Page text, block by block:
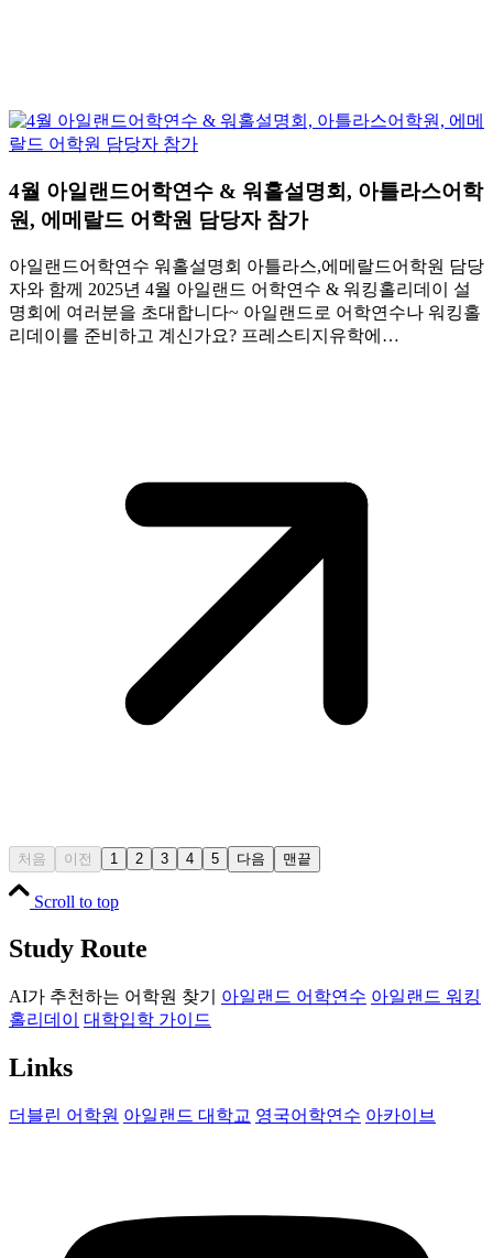
4월 아일랜드어학연수 & 워홀설명회, 아틀라스어학
원, 에메랄드 어학원 담당자 참가
아일랜드어학연수 워홀설명회 아틀라스,에메랄드어학원 담당
자와 함께 2025년 4월 아일랜드 어학연수 & 워킹홀리데이 설
명회에 여러분을 초대합니다~ 아일랜드로 어학연수나 워킹홀
리데이를 준비하고 계신가요? 프레스티지유학에…
처음 이전 1 2 3 4 5 다음 맨끝
Scroll to top
Study Route
AI가 추천하는 어학원 찾기 아일랜드 어학연수 아일랜드 워킹
홀리데이
대학입학 가이드
Links
더블린 어학원 아일랜드 대학교 영국어학연수 아카이브